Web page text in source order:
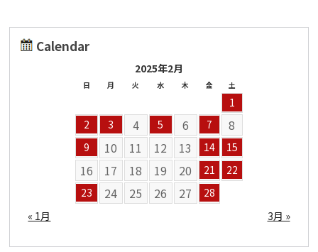
Calendar
2025年2月
日 月 火 水 木 金 土
1
2
3 4 5 6 7 8
9 10 11 12 13 14 15
16 17 18 19 20 21
22
23
24 25 26 27
28
« 1月
3月 »